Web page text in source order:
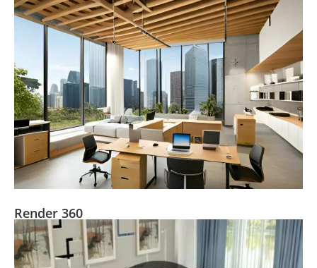
Render 360